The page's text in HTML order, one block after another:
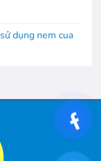
dụng nem cua